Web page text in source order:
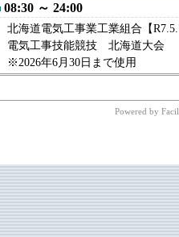
08:30 ～ 24:00
北海道電気工事業工業組合【
電気工事技能競技 北海道大会
※2026年6月30日まで使用
Powered by